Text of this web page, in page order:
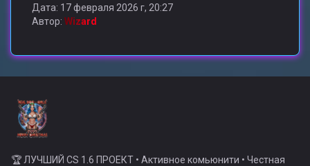
Дата: 17 февраля 2026 г, 20:27
Автор: Wizard
🏆 ЛУЧШИЙ CS 1.6 ПРОЕКТ • Активное комьюнити • Честная